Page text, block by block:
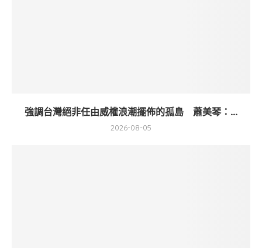
強調台灣絕非任由威權浪潮擺佈的孤島 蕭美琴：...
2026-08-05